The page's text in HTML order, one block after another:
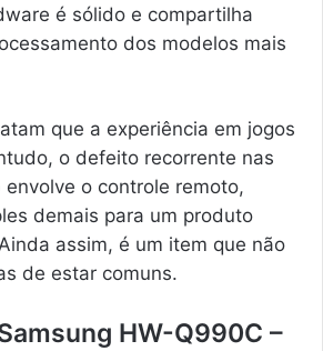
é sólido e compartilha
dos modelos mais
que a experiência em jogos
o defeito recorrente nas
o controle remoto,
demais para um produto
assim, é um item que não
de estar comuns.
HW-Q990C –